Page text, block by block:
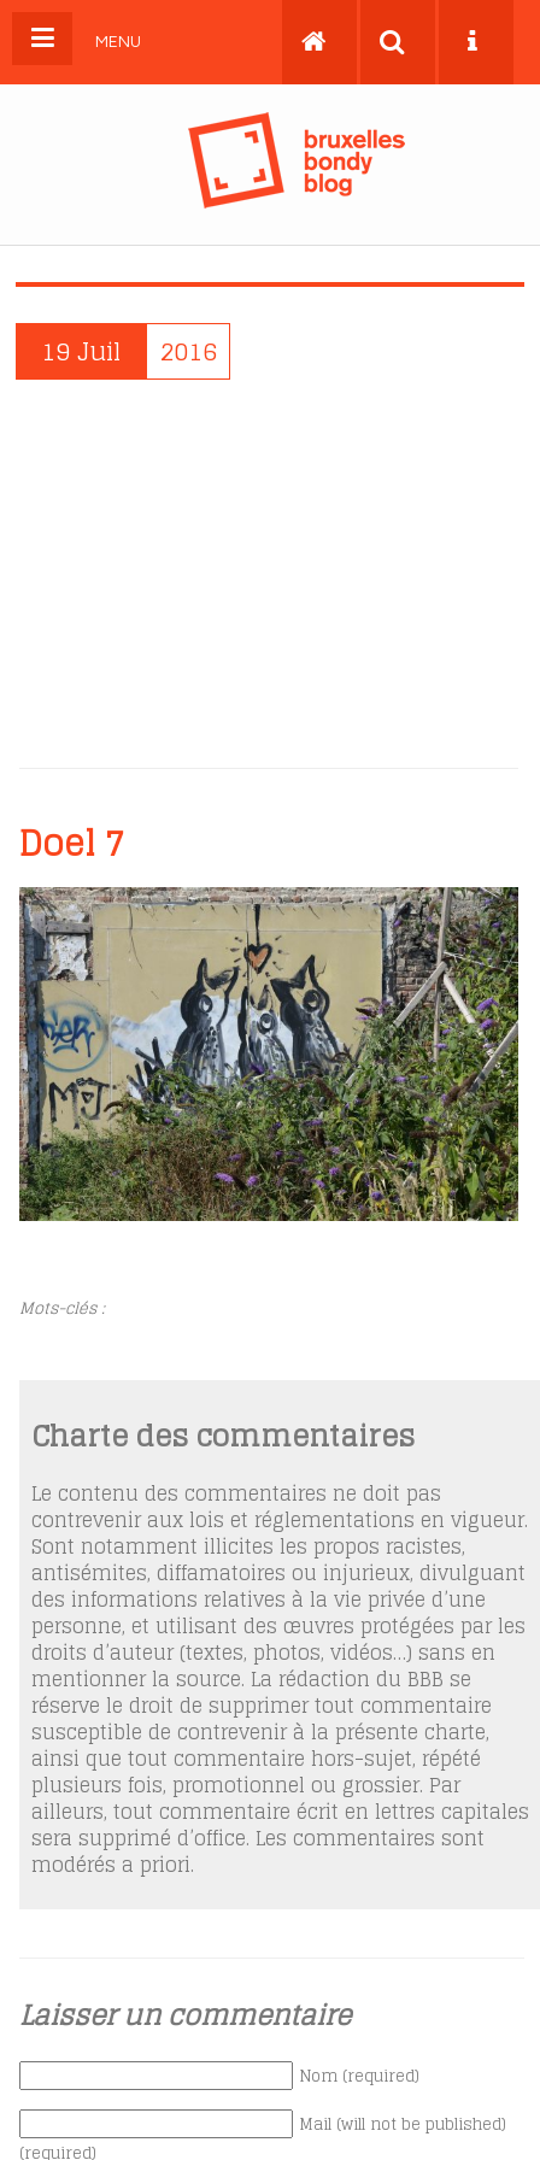
MENU
19 Juil 2016
Doel 7
Mots-clés :
Charte des commentaires
Le contenu des commentaires ne doit pas
contrevenir aux lois et réglementations en vigueur.
Sont notamment illicites les propos racistes,
antisémites, diffamatoires ou injurieux, divulguant
des informations relatives à la vie privée d’une
personne, et utilisant des œuvres protégées par les
droits d’auteur (textes, photos, vidéos…) sans en
mentionner la source. La rédaction du BBB se
réserve le droit de supprimer tout commentaire
susceptible de contrevenir à la présente charte,
ainsi que tout commentaire hors-sujet, répété
plusieurs fois, promotionnel ou grossier. Par
ailleurs, tout commentaire écrit en lettres capitales
sera supprimé d’office. Les commentaires sont
modérés a priori.
Laisser un commentaire
Nom (required)
Mail (will not be published)
(required)